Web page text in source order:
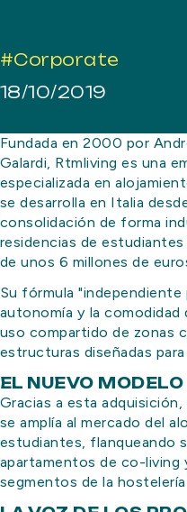
#Corporate
18/10/2019
Fundada en 2000 por
Galardi, Rtmliving es una
especializada en
se desarrolla en Italia
consolidación de forma
residencias de
de unos 6 millones de
Su fórmula
autonomía y la comodidad
uso compartido de zonas
estructuras diseñadas para
EL NUEVO
Gracias a esta
se amplía al mercado del
estudiantes, flanqueando
apartamentos de co-living
segmentos de la